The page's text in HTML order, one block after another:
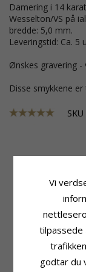
Damering i 14
Wesselton/VS på
bredde: 5,0 mm.
Leveringstid: Ca. 5
Ønskes gravering -
Disse smykkene
SKU
Ringtype:Herrering
Gull
Overflate: Blank
Ringtype:Damering
14
Vi
tilpassede
godtar du